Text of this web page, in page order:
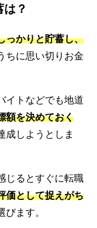
？
っかりと貯蓄し、
ちに思い切りお金
イトなどでも地道
額を決めておく
成しようとしま
じるとすぐに転職
価として捉えがち
ます。